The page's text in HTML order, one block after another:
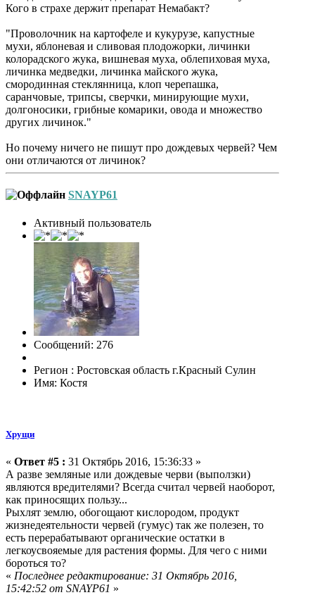
Кого в страхе держит препарат Немабакт?
"Проволочник на картофеле и кукурузе, капустные
мухи, яблоневая и сливовая плодожорки, личинки
колорадского жука, вишневая муха, облепиховая муха,
личинка медведки, личинка майского жука,
смородинная стеклянница, клоп черепашка,
саранчовые, трипсы, сверчки, минирующие мухи,
долгоносики, грибные комарики, овода и множество
других личинок."
Но почему ничего не пишут про дождевых червей? Чем
они отличаются от личинок?
SNAYP61
Активный пользователь
Сообщений: 276
Регион : Ростовская область г.Красный Сулин
Имя: Костя
Хрущи
« Ответ #5 : 31 Октябрь 2016, 15:36:33 »
А разве земляные или дождевые черви (выползки)
являются вредителями? Всегда считал червей наоборот,
как приносящих пользу...
Рыхлят землю, обогощают кислородом, продукт
жизнедеятельности червей (гумус) так же полезен, то
есть перерабатывают органические остатки в
легкоусвояемые для растения формы. Для чего с ними
бороться то?
« Последнее редактирование: 31 Октябрь 2016,
15:42:52 от SNAYP61 »